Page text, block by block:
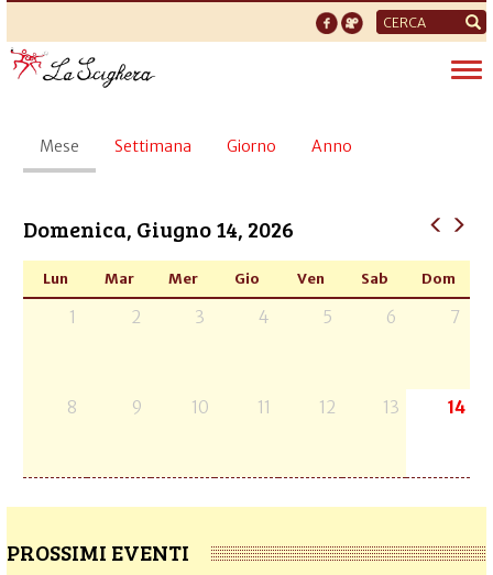
Form
di
ricerca
Schede
primarie
Mese (scheda
attiva)
Settimana Giorno Anno
Domenica, Giugno 14, 2026
Lun Mar Mer Gio Ven Sab Dom
1 2 3 4 5 6 7
8 9 10 11 12 13 14
PROSSIMI EVENTI